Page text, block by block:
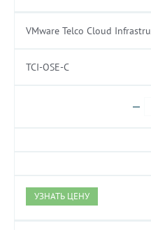
VMware Telco Cloud
TCI-OSE-C
УЗНАТЬ ЦЕНУ